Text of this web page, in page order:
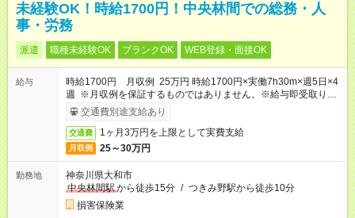
未経験OK！時給1700円！中央林間での総務・人
事・労務
派遣 職種未経験OK ブランクOK WEB登録・面接OK
給与
時給1700円 月収例 25万円 時給1700円×実働7h30m×週5日×4
週 ※月収例を保証するものではありません。※給与即受取りサ
ービス利用可（利用条件有）
交通費別途支給あり
交通費 1ヶ月3万円を上限として実費支給
月収例 25～30万円
勤務地
神奈川県大和市
中央林間駅から徒歩15分 / つきみ野駅から徒歩10分
損害保険業